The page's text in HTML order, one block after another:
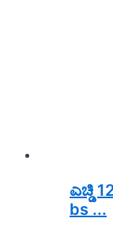
ಎಚ್ಡಿ
bs ...